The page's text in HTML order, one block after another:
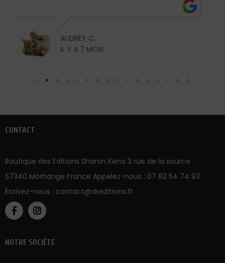
AUDREY C.
IL Y A 7 MOIS
CONTACT
Boutique des Editions Sharon Kena 3 rue de la source
57340 Morhange France Appelez-nous : 07 82 54 74 93
Écrivez-nous : contact@skeditions.fr
NOTRE SOCIÉTÉ